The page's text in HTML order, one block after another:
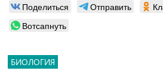
Поделиться Отправить
Вотсапнуть
БИОЛОГИЯ